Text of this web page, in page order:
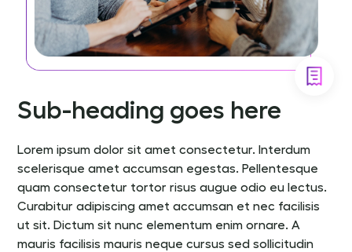
Sub-heading goes here
Lorem ipsum dolor sit amet consectetur. Interdum
scelerisque amet accumsan egestas. Pellentesque
quam consectetur tortor risus augue odio eu lectus.
Curabitur adipiscing amet accumsan et nec facilisis
ut sit. Dictum sit nunc elementum enim ornare. A
mauris facilisis mauris neque cursus sed sollicitudin